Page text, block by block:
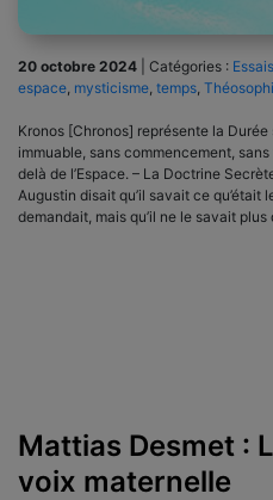
20 octobre 2024 Catégories : Essais
espace mysticisme temps
Kronos [Chronos] représente la
immuable, sans commencement,
delà de l’Espace. – La Doctrine
Augustin disait qu’il savait ce qu’était
demandait, mais qu’il ne le savait
Mattias Desmet :
voix maternelle